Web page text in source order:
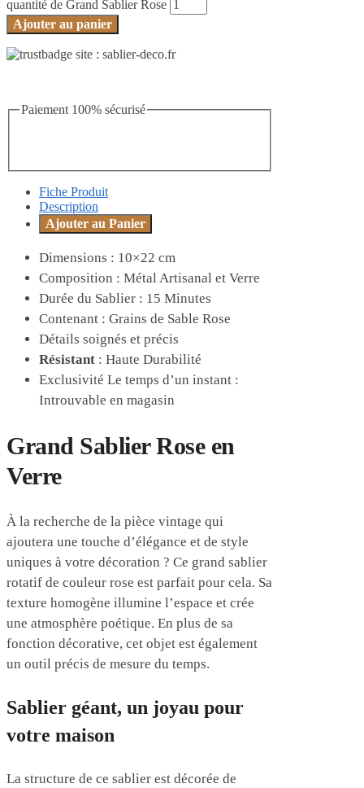
quantité de Grand Sablier Rose
Ajouter au panier
Paiement 100% sécurisé
Fiche Produit
Description
Ajouter au Panier
Dimensions : 10×22 cm
Composition : Métal Artisanal et Verre
Durée du Sablier : 15 Minutes
Contenant : Grains de Sable Rose
Détails soignés et précis
Résistant : Haute Durabilité
Exclusivité Le temps d’un instant :
Introuvable en magasin
Grand Sablier Rose en
Verre
À la recherche de la pièce vintage qui
ajoutera une touche d’élégance et de style
uniques à votre décoration ? Ce grand sablier
rotatif de couleur rose est parfait pour cela. Sa
texture homogène illumine l’espace et crée
une atmosphère poétique. En plus de sa
fonction décorative, cet objet est également
un outil précis de mesure du temps.
Sablier géant, un joyau pour
votre maison
La structure de ce sablier est décorée de